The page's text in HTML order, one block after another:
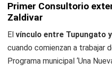
Primer Consultorio
Zaldivar
El vínculo entre Tupungato
cuando comienzan a trabajar
Programa municipal ‘Una